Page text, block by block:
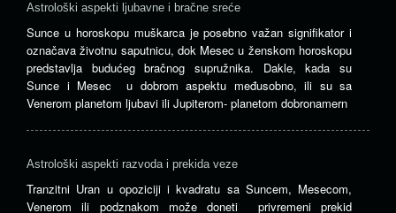
Astrološki aspekti ljubavne i bračne sreće
Sunce u horoskopu muškarca je posebno važan signifikator i
označava životnu saputnicu, dok Mesec u ženskom horoskopu
predstavlja budućeg bračnog supružnika. Dakle, kada su
Sunce i Mesec u dobrom aspektu međusobno, ili su sa
Venerom planetom ljubavi ili Jupiterom- planetom dobronamern
Astrološki aspekti razvoda i prekida veze
Tranzitni Uran u opoziciji i kvadratu sa Suncem, Mesecom,
Venerom ili podznakom može doneti privremeni prekid